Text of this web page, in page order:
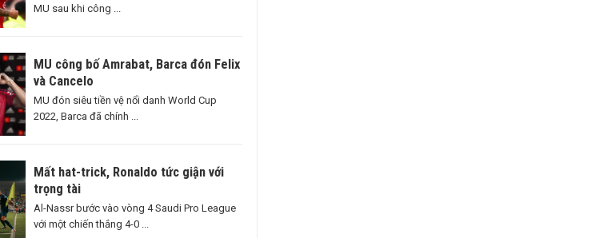
MU sau khi công ...
MU công bố Amrabat, Barca đón Felix
và Cancelo
MU đón siêu tiền vệ nổi danh World Cup
2022, Barca đã chính ...
Mất hat-trick, Ronaldo tức giận với
trọng tài
Al-Nassr bước vào vòng 4 Saudi Pro League
với một chiến thắng 4-0 ...